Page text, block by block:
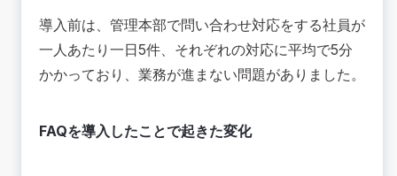
導入前は、管理本部で問い合わせ対応をする社員が
一人あたり一日5件、それぞれの対応に平均で5分
かかっており、業務が進まない問題がありました。
FAQを導入したことで起きた変化